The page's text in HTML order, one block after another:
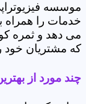
موسسه
خدمات را همراه
می دهد و ثمره
که مشتریان خود
چند مورد از